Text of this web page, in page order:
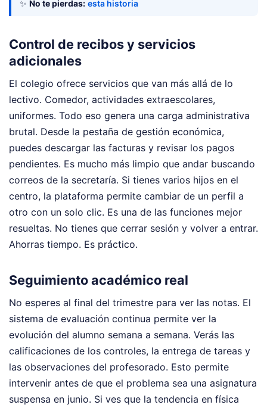
✨ No te pierdas: esta historia
Control de recibos y servicios
adicionales
El colegio ofrece servicios que van más allá de lo
lectivo. Comedor, actividades extraescolares,
uniformes. Todo eso genera una carga administrativa
brutal. Desde la pestaña de gestión económica,
puedes descargar las facturas y revisar los pagos
pendientes. Es mucho más limpio que andar buscando
correos de la secretaría. Si tienes varios hijos en el
centro, la plataforma permite cambiar de un perfil a
otro con un solo clic. Es una de las funciones mejor
resueltas. No tienes que cerrar sesión y volver a entrar.
Ahorras tiempo. Es práctico.
Seguimiento académico real
No esperes al final del trimestre para ver las notas. El
sistema de evaluación continua permite ver la
evolución del alumno semana a semana. Verás las
calificaciones de los controles, la entrega de tareas y
las observaciones del profesorado. Esto permite
intervenir antes de que el problema sea una asignatura
suspensa en junio. Si ves que la tendencia en física